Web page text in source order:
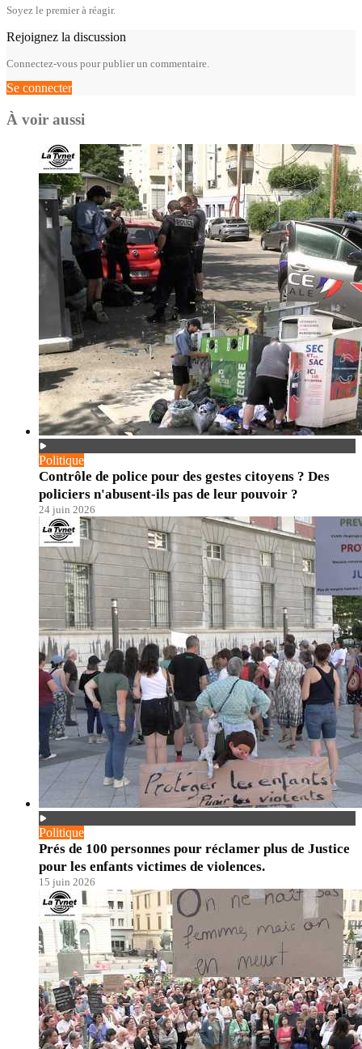
Soyez le premier à réagir.
Rejoignez la discussion
Connectez-vous pour publier un commentaire.
Se connecter
À voir aussi
Politique
Contrôle de police pour des gestes citoyens ? Des
policiers n'abusent-ils pas de leur pouvoir ?
24 juin 2026
Politique
Prés de 100 personnes pour réclamer plus de Justice
pour les enfants victimes de violences.
15 juin 2026